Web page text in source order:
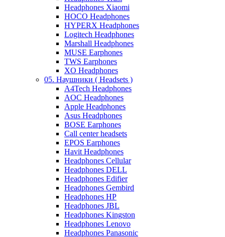
Headphones Xiaomi
HOCO Headphones
HYPERX Headphones
Logitech Headphones
Marshall Headphones
MUSE Earphones
TWS Earphones
XO Headphones
05. Наушники ( Headsets )
A4Tech Headphones
AOC Headphones
Apple Headphones
Asus Headphones
BOSE Earphones
Call center headsets
EPOS Earphones
Havit Headphones
Headphones Cellular
Headphones DELL
Headphones Edifier
Headphones Gembird
Headphones HP
Headphones JBL
Headphones Kingston
Headphones Lenovo
Headphones Panasonic